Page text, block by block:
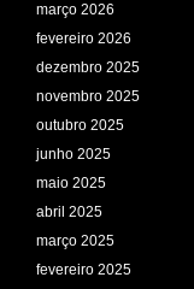
março 2026
fevereiro 2026
dezembro 2025
novembro 2025
outubro 2025
junho 2025
maio 2025
abril 2025
março 2025
fevereiro 2025